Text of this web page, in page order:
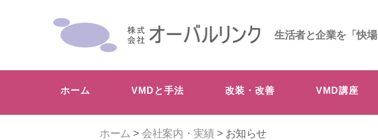
生活者と企業を「快場
ホーム VMDと手法 改装・改善 VMD講座
ホーム >会社案内・実績 > お知らせ